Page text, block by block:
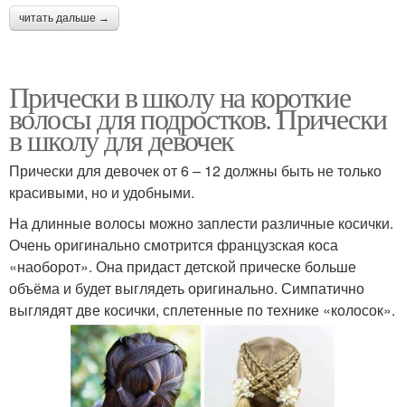
читать дальше →
Прически в школу на короткие
волосы для подростков. Прически
в школу для девочек
Прически для девочек от 6 – 12 должны быть не только
красивыми, но и удобными.
На длинные волосы можно заплести различные косички.
Очень оригинально смотрится французская коса
«наоборот». Она придаст детской прическе больше
объёма и будет выглядеть оригинально. Симпатично
выглядят две косички, сплетенные по технике «колосок».